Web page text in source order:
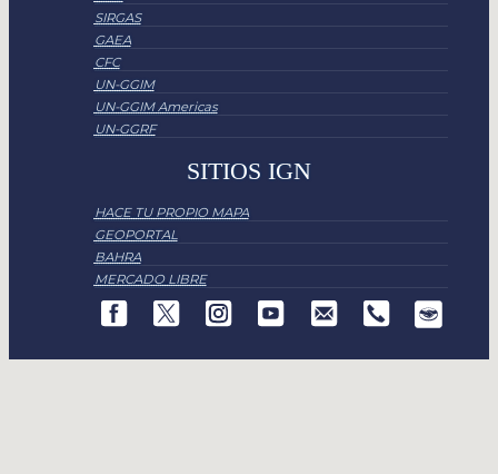
SIRGAS
GAEA
CFC
UN-GGIM
UN-GGIM Americas
UN-GGRF
SITIOS IGN
HACE TU PROPIO MAPA
GEOPORTAL
BAHRA
MERCADO LIBRE